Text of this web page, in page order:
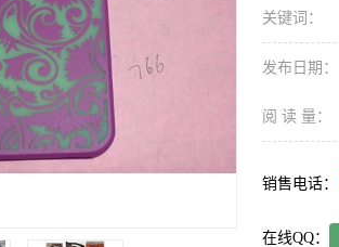
关键词：
发布日期：
阅 读 量：
销售电话：
在线QQ：